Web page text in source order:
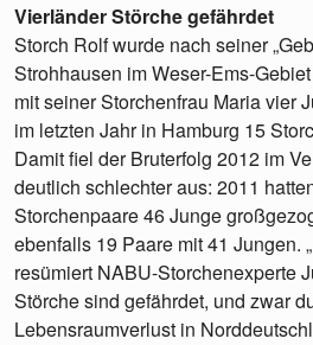
Vierländer Störche gefährdet
Storch Rolf wurde nach seiner
Strohhausen im Weser-Ems-
mit seiner Storchenfrau Maria vier
im letzten Jahr in Hamburg 15
Damit fiel der Bruterfolg 2012 im
deutlich schlechter aus: 2011
Storchenpaare 46 Junge
ebenfalls 19 Paare mit 41 Jungen.
resümiert NABU-Storchenexperte
Störche sind gefährdet, und zwar
Lebensraumverlust in